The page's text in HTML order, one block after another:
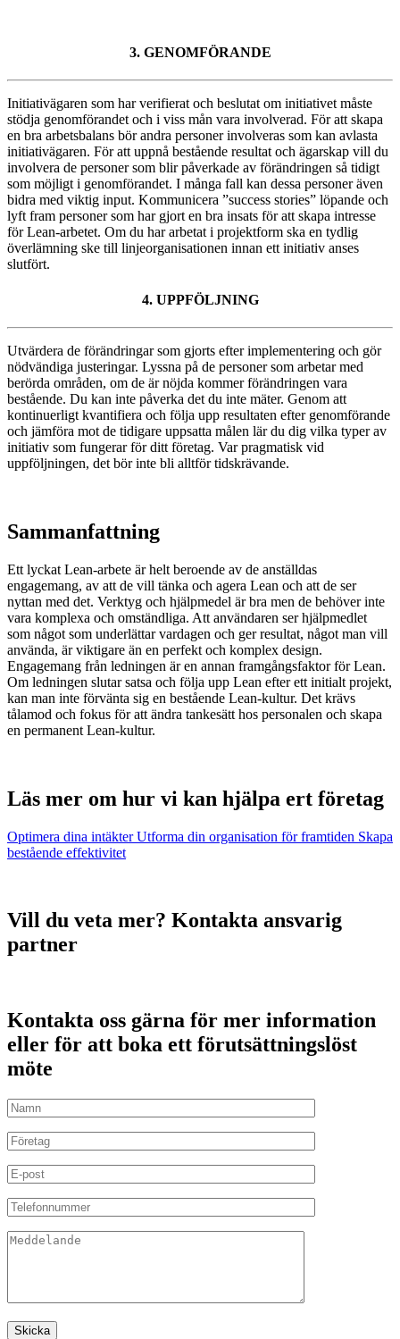
3. GENOMFÖRANDE
Initiativägaren som har verifierat och beslutat om initiativet måste
stödja genomförandet och i viss mån vara involverad. För att skapa
en bra arbetsbalans bör andra personer involveras som kan avlasta
initiativägaren. För att uppnå bestående resultat och ägarskap vill du
involvera de personer som blir påverkade av förändringen så tidigt
som möjligt i genomförandet. I många fall kan dessa personer även
bidra med viktig input. Kommunicera ”success stories” löpande och
lyft fram personer som har gjort en bra insats för att skapa intresse
för Lean-arbetet. Om du har arbetat i projektform ska en tydlig
överlämning ske till linjeorganisationen innan ett initiativ anses
slutfört.
4. UPPFÖLJNING
Utvärdera de förändringar som gjorts efter implementering och gör
nödvändiga justeringar. Lyssna på de personer som arbetar med
berörda områden, om de är nöjda kommer förändringen vara
bestående. Du kan inte påverka det du inte mäter. Genom att
kontinuerligt kvantifiera och följa upp resultaten efter genomförande
och jämföra mot de tidigare uppsatta målen lär du dig vilka typer av
initiativ som fungerar för ditt företag. Var pragmatisk vid
uppföljningen, det bör inte bli alltför tidskrävande.
Sammanfattning
Ett lyckat Lean-arbete är helt beroende av de anställdas
engagemang, av att de vill tänka och agera Lean och att de ser
nyttan med det. Verktyg och hjälpmedel är bra men de behöver inte
vara komplexa och omständliga. Att användaren ser hjälpmedlet
som något som underlättar vardagen och ger resultat, något man vill
använda, är viktigare än en perfekt och komplex design.
Engagemang från ledningen är en annan framgångsfaktor för Lean.
Om ledningen slutar satsa och följa upp Lean efter ett initialt projekt,
kan man inte förvänta sig en bestående Lean-kultur. Det krävs
tålamod och fokus för att ändra tankesätt hos personalen och skapa
en permanent Lean-kultur.
Läs mer om hur vi kan hjälpa ert företag
Optimera dina intäkterUtforma din organisation för framtiden Skapa
bestående effektivitet
Vill du veta mer? Kontakta ansvarig
partner
Kontakta oss gärna för mer information
eller för att boka ett förutsättningslöst
möte